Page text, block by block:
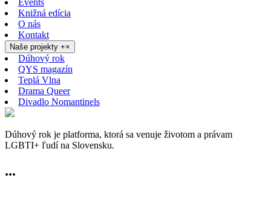
Events
Knižná edícia
O nás
Kontakt
Naše projekty +×
Dúhový rok
QYS magazín
Teplá Vlna
Drama Queer
Divadlo Nomantinels
Dúhový rok je platforma, ktorá sa venuje životom a právam
LGBTI+ ľudí na Slovensku.
...